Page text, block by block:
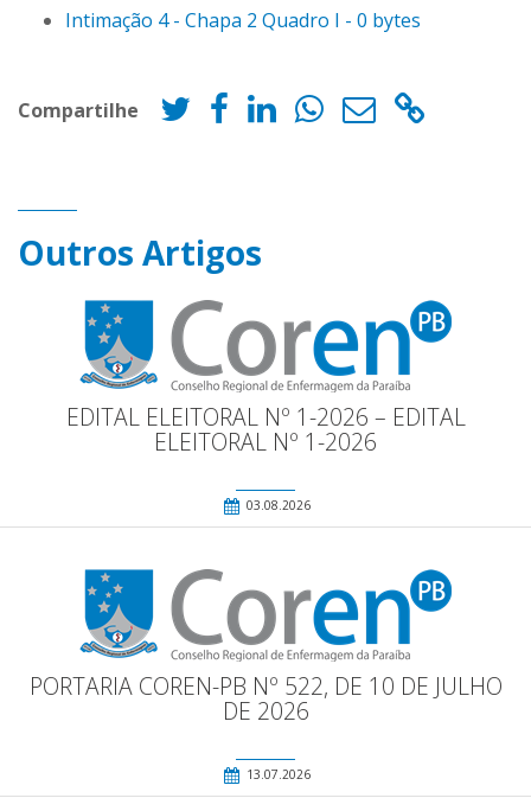
Intimação 4 - Chapa 2 Quadro I - 0 bytes
Compartilhe
Outros Artigos
EDITAL ELEITORAL Nº 1-2026 – EDITAL
ELEITORAL Nº 1-2026
03.08.2026
PORTARIA COREN-PB Nº 522, DE 10 DE JULHO
DE 2026
13.07.2026